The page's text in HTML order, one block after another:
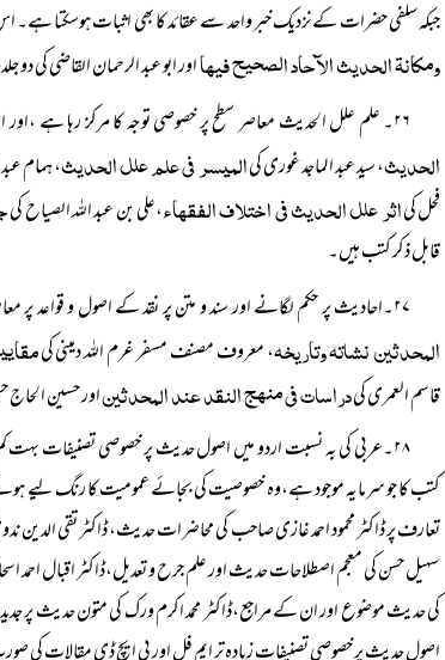
جبکہ سلفی حضرات کے نزدیک خبر واحد سے عقائد کا بھی اثبات ہوسکتا ہے۔
ومکانۃ الحدیث الآحاد الصحیح فیھااور ابو عبد الرحمان القاضی کی
۲۶۔ علم علل الحدیث معاصر سطح پر خصوصی توجہ کا مرکز رہا ہے ،اور اس سلسلے میں مفید کتب سامنے آئی ہیں۔ ان میں شیخ نور الدین عتر کی
الحدیث، سید عبد الماجد غوری کیالمیسر فی علم علل الحدیث، ہمام
فحل کیاثر علل الحدیث فی اختلاف الفقھاء،علی بن عبد اللہ الصیاح کی
قابل ذکر کتب ہیں۔
۲۷۔احادیث پر حکم لگانے اور سند و متن پر نقد کے اصول و قواعد پر معاصر سطح پر قابل قدر کام ہوا ہے۔ ان میں معروف محقق ڈاکٹر محمد مصطفی الاعظمی کی
المحدثین نشاتہ وتاریخہ، معروف مصنف مسفر غرم اللہ دمینی کی
قاسم العمری کیدراسات فی منھج النقد عند المحدثیناور حسین الحاج
۲۸۔عربی کی بہ نسبت اردو میں اصول حدیث پر خصوصی تصنیفات بہت
کتب کا جو سرمایہ موجود ہے،وہ خصوصیت کی بجائے عمومیت کا رنگ
تعارف پر ڈاکٹر محمود احمد غازی صاحب کی محاضرات حدیث، ڈاکٹر تقی
سہیل حسن کی معجم اصطلاحات حدیث اور علم جرح و تعدیل،ڈاکٹر اقبال احمد
کی حدیث موضوع اور ان کے مراجع،ڈاکٹر محمد اکرم ورک کی متون حدیث پر جدید